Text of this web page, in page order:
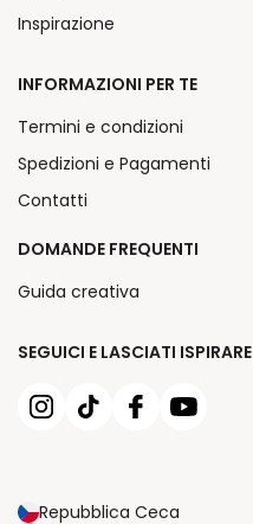
SEGUICI E LASCIATI ISPIRARE
Repubblica Ceca
Inspirazione
INFORMAZIONI PER TE
Termini e condizioni
Spedizioni e Pagamenti
Contatti
DOMANDE FREQUENTI
Guida creativa